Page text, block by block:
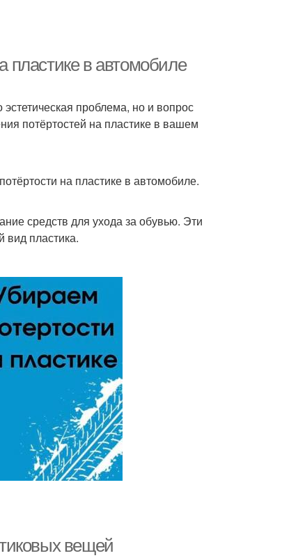
пластике в автомобиле
проблема, но и вопрос
потёртостей на пластике в вашем
на пластике в автомобиле.
средств для ухода за обувью. Эти
вид пластика.
вещей